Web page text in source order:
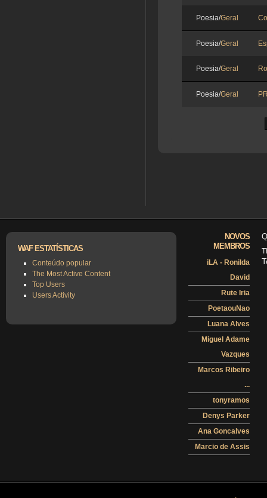
Poesia/Geral
Poesia/Geral
Poesia/Geral
Poesia/Geral
WAF ESTATÍSTICAS
Conteúdo popular
The Most Active Content
Top Users
Users Activity
NOVOS
MEMBROS
iLA - Ronilda
David
Rute Iria
PoetaouNao
Luana Alves
Miguel Adame
Vazques
Marcos Ribeiro
...
tonyramos
Denys Parker
Ana Goncalves
Marcio de Assis